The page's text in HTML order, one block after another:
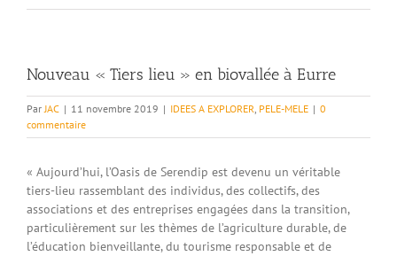
Nouveau « Tiers lieu » en biovallée à Eurre
ParJAC | 11 novembre 2019 | IDEES A EXPLORER, PELE-MELE | 0
commentaire
« Aujourd’hui, l’Oasis de Serendip est devenu un véritable
tiers-lieu rassemblant des individus, des collectifs, des
associations et des entreprises engagées dans la transition,
particulièrement sur les thèmes de l’agriculture durable, de
l’éducation bienveillante, du tourisme responsable et de